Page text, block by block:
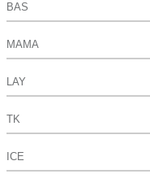
BAS
MAMA
LAY
TK
ICE